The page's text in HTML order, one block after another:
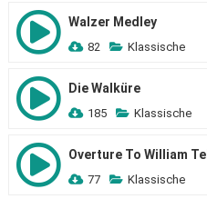
Walzer Medley
82 Klassische
Die Walküre
185 Klassische
Overture To William Tell
77 Klassische